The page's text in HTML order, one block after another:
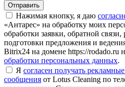
Отправить
Нажимая кнопку, я даю
«Антарес» на обработку моих
обработки заявки, обратной связи,
подготовки предложения и
Bitrix24 на домене https://rodado.ru
обработки персональных данных.
Я согласен получать
сообщения от Lotus Cleaning по